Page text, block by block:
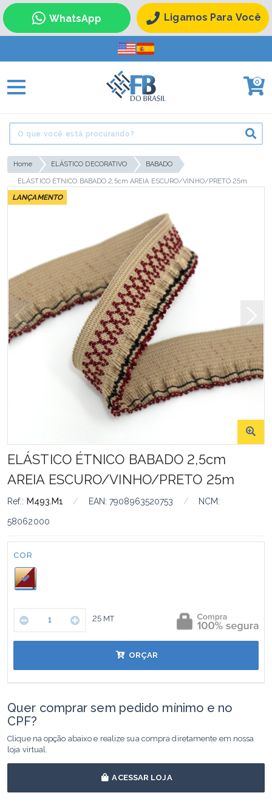
WhatsApp Ligamos Para Você
0
Home ELÁSTICO DECORATIVO BABADO
ELÁSTICO ÉTNICO BABADO 2,5cm AREIA ESCURO/VINHO/PRETO 25m
LANÇAMENTO
ELÁSTICO ÉTNICO BABADO 2,5cm
AREIA ESCURO/VINHO/PRETO 25m
Ref.: M493.M1 / EAN: 7908963520753 / NCM:
58062000
COR:
COR
25 MT
ORÇAR
Quer comprar sem pedido mínimo e no
CPF?
Clique na opção abaixo e realize sua compra diretamente em nossa
loja virtual.
ACESSAR LOJA